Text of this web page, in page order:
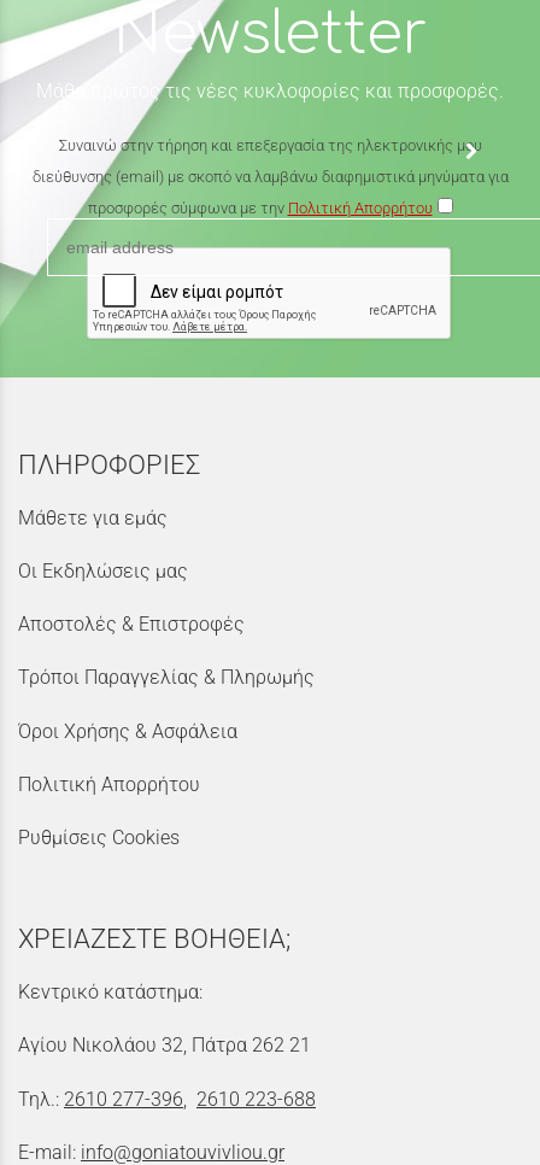
Newsletter
Μάθε πρώτος τις νέες κυκλοφορίες και προσφορές.
Συναινώ στην τήρηση και επεξεργασία της ηλεκτρονικής μου
διεύθυνσης (email) με σκοπό να λαμβάνω διαφημιστικά μηνύματα για
προσφορές σύμφωνα με την Πολιτική Απορρήτου
ΠΛΗΡΟΦΟΡΙΕΣ
Μάθετε για εμάς
Οι Εκδηλώσεις μας
Αποστολές & Επιστροφές
Τρόποι Παραγγελίας & Πληρωμής
Όροι Χρήσης & Ασφάλεια
Πολιτική Απορρήτου
Ρυθμίσεις Cookies
ΧΡΕΙΑΖΕΣΤΕ ΒΟΗΘΕΙΑ;
Κεντρικό κατάστημα:
Αγίου Νικολάου 32, Πάτρα 262 21
Τηλ.: 2610 277-396 2610 223-688
E-mail: info@goniatouvivliou.gr